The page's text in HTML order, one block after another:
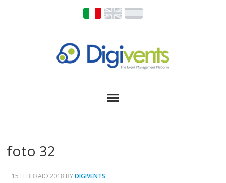
foto 32
15 FEBBRAIO 2018 BYDIGIVENTS